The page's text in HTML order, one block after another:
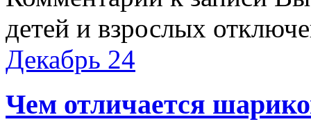
детей и взрослых
Декабрь 24
Чем отличается